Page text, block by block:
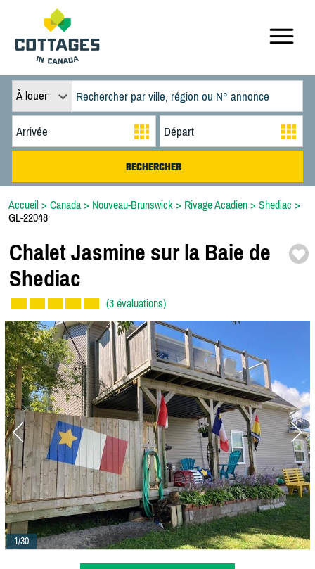
À louer
Accueil > Canada > Nouveau-Brunswick > Rivage Acadien > Shediac >
GL-22048
Chalet Jasmine sur la Baie de
Shediac
(3 évaluations)
1/30